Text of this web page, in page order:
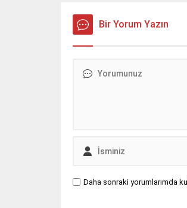
Bir Yorum Yazın
Daha sonraki yorumlarımda